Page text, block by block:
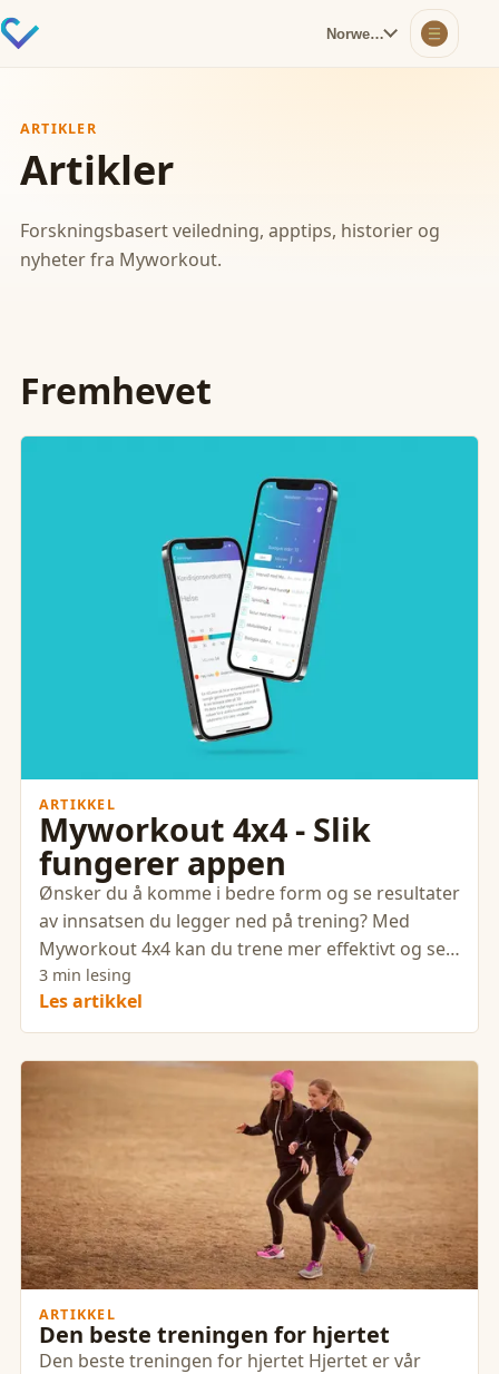
Norwegian
ARTIKLER
Artikler
Forskningsbasert veiledning, apptips, historier og
nyheter fra Myworkout.
Fremhevet
ARTIKKEL
Myworkout 4x4 - Slik
fungerer appen
Ønsker du å komme i bedre form og se resultater
av innsatsen du legger ned på trening? Med
Myworkout 4x4 kan du trene mer effektivt og se
fremgangen av treningen din.
3 min lesing
Les artikkel
ARTIKKEL
Den beste treningen for hjertet
Den beste treningen for hjertet Hjertet er vår